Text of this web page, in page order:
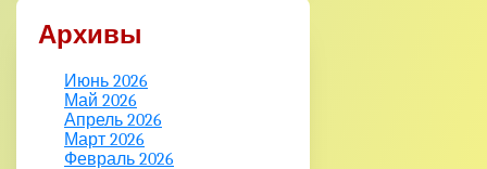
Архивы
Июнь 2026
Май 2026
Апрель 2026
Март 2026
Февраль 2026